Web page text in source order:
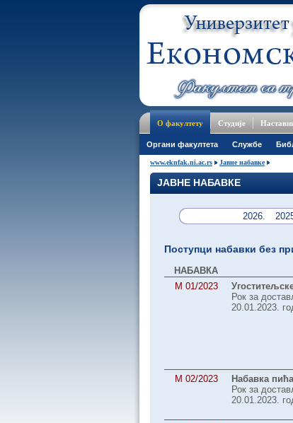
О факултету Студије
Oргани факултета Службе
www.eknfak.ni.ac.rs Јавне набавке
ЈАВНЕ НАБАВКЕ
2026.
Поступци набавки без
НАБАВКА
М 01/2023
Рок за
20.01.2023.
М 02/2023
Набавка пића
Рок за
20.01.2023.